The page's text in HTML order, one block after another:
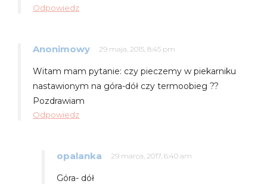
Odpowiedz
Anonimowy 29 maja, 2015, 8:45 pm
Witam mam pytanie: czy pieczemy w piekarniku
nastawionym na góra-dół czy termoobieg ??
Pozdrawiam
Odpowiedz
opalanka 29 marca, 2017, 6:40 am
Góra- dół